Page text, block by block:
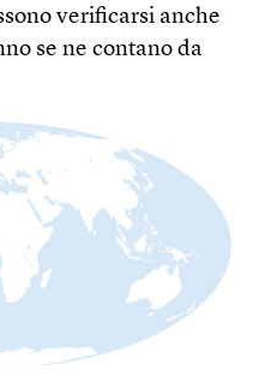
verificarsi anche
se ne contano da